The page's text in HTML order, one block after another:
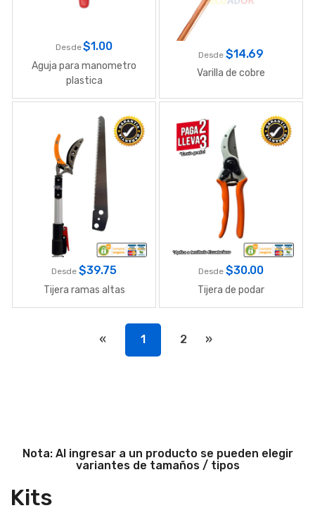
Desde$1.00
Aguja para manometro
plastica
Desde $14.69
Varilla de cobre
Desde $39.75
Tijera ramas altas
Desde $30.00
Tijera de podar
« 1 2 »
Nota: Al ingresar a un producto se pueden elegir
variantes de tamaños / tipos
Kits